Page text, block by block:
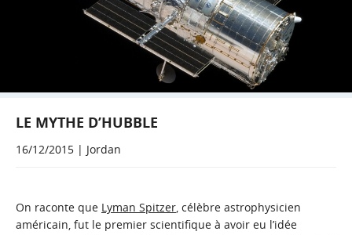
LE MYTHE D’HUBBLE
16/12/2015 | Jordan
On raconte que Lyman Spitzer, célèbre astrophysicien
américain, fut le premier scientifique à avoir eu l’idée